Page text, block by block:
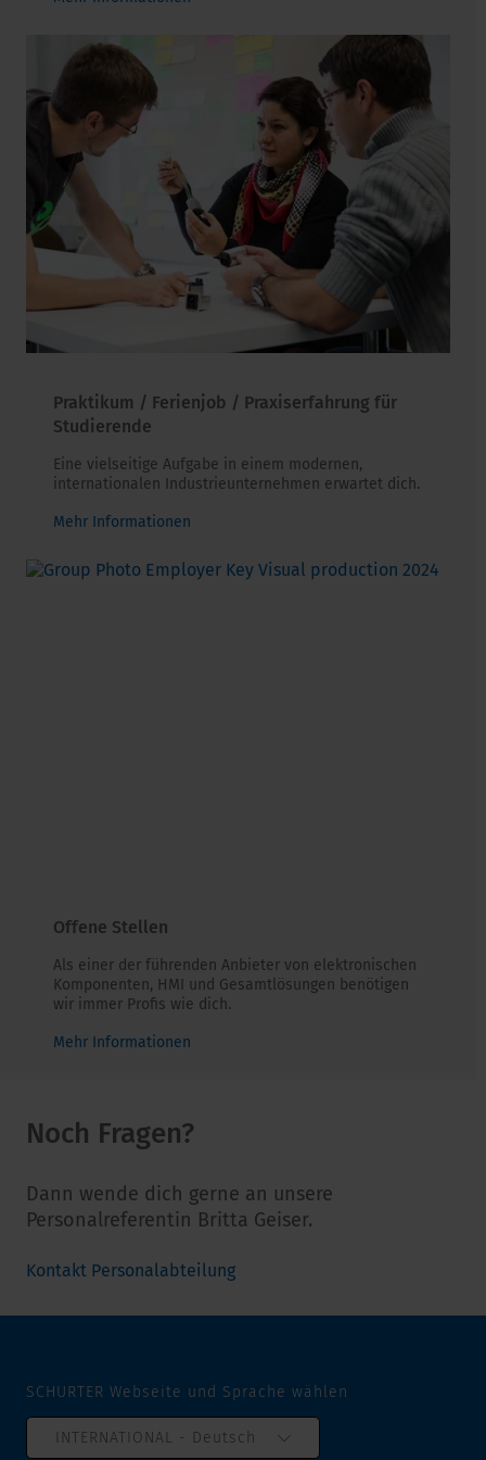
Praktikum / Ferienjob / Praxiserfahrung für
Studierende
Eine vielseitige Aufgabe in einem modernen,
internationalen Industrieunternehmen erwartet dich.
Mehr Informationen
Offene Stellen
Als einer der führenden Anbieter von elektronischen
Komponenten, HMI und Gesamtlösungen benötigen
wir immer Profis wie dich.
Mehr Informationen
Noch Fragen?
Dann wende dich gerne an unsere
Personalreferentin Britta Geiser.
gnulietbalanosreP tkatnoK
SCHURTER Webseite und Sprache wählen
INTERNATIONAL - Deutsch